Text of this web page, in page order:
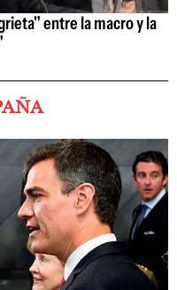
entre la macro y la